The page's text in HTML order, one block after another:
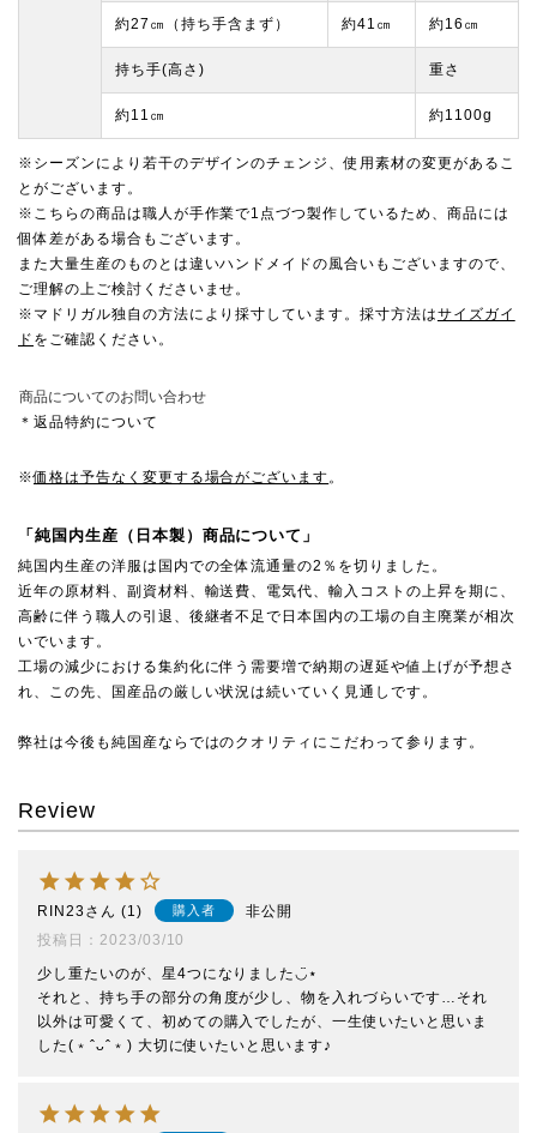
約27㎝（持ち手含まず） 約41㎝ 約16㎝
持ち手(高さ) 重さ
約11㎝ 約1100g
※シーズンにより若干のデザインのチェンジ、使用素材の変更があるこ
とがございます。
※こちらの商品は職人が手作業で1点づつ製作しているため、商品には
個体差がある場合もございます。
また大量生産のものとは違いハンドメイドの風合いもございますので、
ご理解の上ご検討くださいませ。
※マドリガル独自の方法により採寸しています。採寸方法はサイズガイ
ド をご確認ください。
商品についてのお問い合わせ
＊返品特約について
※価格は予告なく変更する場合がございます。
「純国内生産（日本製）商品について」
純国内生産の洋服は国内での全体流通量の2％を切りました。
近年の原材料、副資材料、輸送費、電気代、輸入コストの上昇を期に、
高齢に伴う職人の引退、後継者不足で日本国内の工場の自主廃業が相次
いでいます。
工場の減少における集約化に伴う需要増で納期の遅延や値上げが予想さ
れ、この先、国産品の厳しい状況は続いていく見通しです。
弊社は今後も純国産ならではのクオリティにこだわって参ります。
Review
RIN23 1 購入者
非公開
投稿日
2023/03/10
少し重たいのが、星4つになりました◡̈⋆
それと、持ち手の部分の角度が少し、物を入れづらいです…それ
以外は可愛くて、初めての購入でしたが、一生使いたいと思いま
した(﹡ˆᴗˆ﹡) 大切に使いたいと思います♪